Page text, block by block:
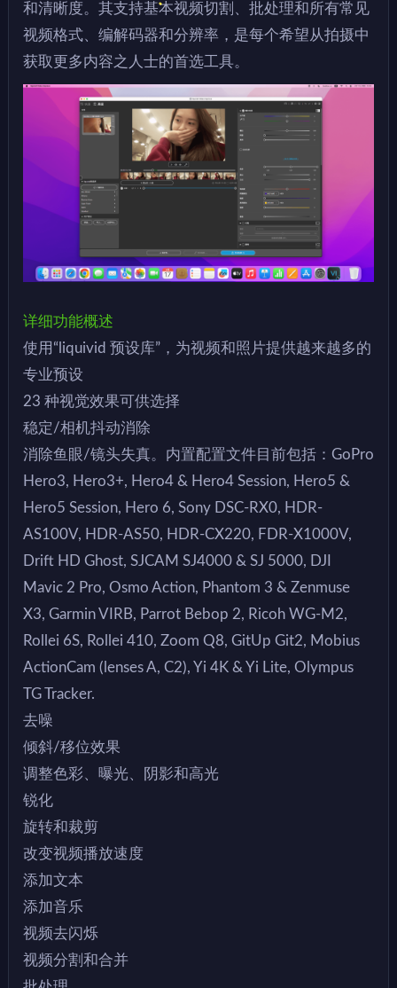
和清晰度。其支持基本视频切割、批处理和所有常见
视频格式、编解码器和分辨率，是每个希望从拍摄中
获取更多内容之人士的首选工具。
详细功能概述
使用“liquivid 预设库”，为视频和照片提供越来越多的
专业预设
23 种视觉效果可供选择
稳定/相机抖动消除
消除鱼眼/镜头失真。内置配置文件目前包括：GoPro
Hero3, Hero3+, Hero4 & Hero4 Session, Hero5 &
Hero5 Session, Hero 6, Sony DSC-RX0, HDR-
AS100V, HDR-AS50, HDR-CX220, FDR-X1000V,
Drift HD Ghost, SJCAM SJ4000 & SJ 5000, DJI
Mavic 2 Pro, Osmo Action, Phantom 3 & Zenmuse
X3, Garmin VIRB, Parrot Bebop 2, Ricoh WG-M2,
Rollei 6S, Rollei 410, Zoom Q8, GitUp Git2, Mobius
ActionCam (lenses A, C2), Yi 4K & Yi Lite, Olympus
TG Tracker.
去噪
倾斜/移位效果
调整色彩、曝光、阴影和高光
锐化
旋转和裁剪
改变视频播放速度
添加文本
添加音乐
视频去闪烁
视频分割和合并